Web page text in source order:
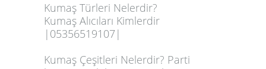
Kumaş Türleri Nelerdir?
Kumaş Alıcıları Kimlerdir
|05356519107|
Kumaş Çeşitleri Nelerdir? Parti